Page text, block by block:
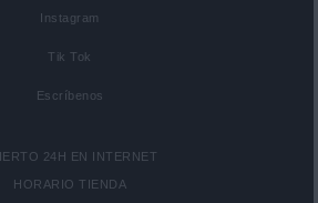
Instagram
Tik Tok
Escríbenos
24H EN INTERNET
HORARIO TIENDA